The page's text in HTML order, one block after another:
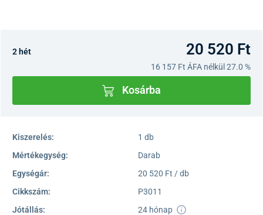
2 hét 20 520 Ft
16 157 Ft ÁFA nélkül 27.0 %
Kosárba
Kiszerelés:
1 db
Mértékegység:
Darab
Egységár:
20 520 Ft / db
Cikkszám:
P3011
Jótállás:
24 hónap